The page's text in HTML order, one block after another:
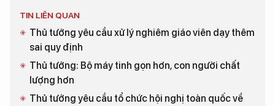
TIN LIÊN QUAN
Thủ tướng yêu cầu xử lý nghiêm giáo viên dạy thêm
sai quy định
Thủ tướng: Bộ máy tinh gọn hơn, con người chất
lượng hơn
Thủ tướng yêu cầu tổ chức hội nghị toàn quốc về